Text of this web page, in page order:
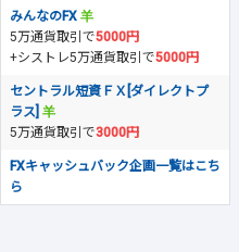
みんなのFX
5万通貨取引で5000円
+シストレ5万通貨取引で5000円
セントラル短資ＦＸ[ダイレクトプ
ラス]
5万通貨取引で3000円
FXキャッシュバック企画一覧はこち
ら